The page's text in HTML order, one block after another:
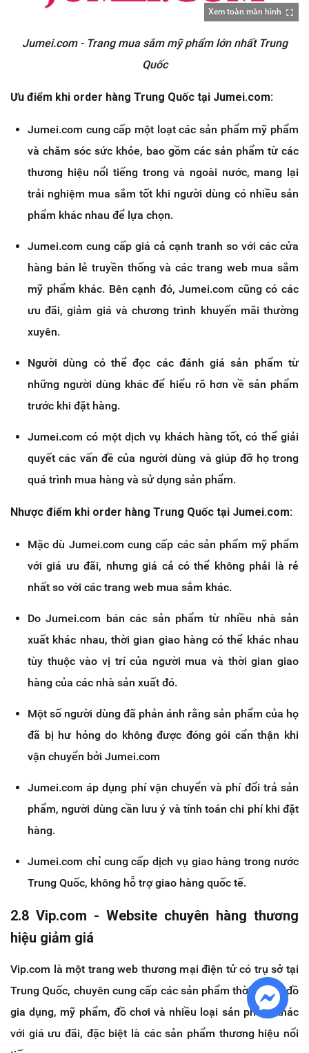
Xem toàn màn hình
Jumei.com - Trang mua sắm mỹ phẩm lớn nhất Trung
Quốc
Ưu điểm khi order hàng Trung Quốc tại Jumei.com:
Jumei.com cung cấp một loạt các sản phẩm mỹ phẩm
và chăm sóc sức khỏe, bao gồm các sản phẩm từ các
thương hiệu nổi tiếng trong và ngoài nước, mang lại
trải nghiệm mua sắm tốt khi người dùng có nhiều sản
phẩm khác nhau để lựa chọn.
Jumei.com cung cấp giá cả cạnh tranh so với các cửa
hàng bán lẻ truyền thống và các trang web mua sắm
mỹ phẩm khác. Bên cạnh đó, Jumei.com cũng có các
ưu đãi, giảm giá và chương trình khuyến mãi thường
xuyên.
Người dùng có thể đọc các đánh giá sản phẩm từ
những người dùng khác để hiểu rõ hơn về sản phẩm
trước khi đặt hàng.
Jumei.com có một dịch vụ khách hàng tốt, có thể giải
quyết các vấn đề của người dùng và giúp đỡ họ trong
quá trình mua hàng và sử dụng sản phẩm.
Nhược điểm khi order hàng Trung Quốc tại Jumei.com:
Mặc dù Jumei.com cung cấp các sản phẩm mỹ phẩm
với giá ưu đãi, nhưng giá cả có thể không phải là rẻ
nhất so với các trang web mua sắm khác.
Do Jumei.com bán các sản phẩm từ nhiều nhà sản
xuất khác nhau, thời gian giao hàng có thể khác nhau
tùy thuộc vào vị trí của người mua và thời gian giao
hàng của các nhà sản xuất đó.
Một số người dùng đã phản ánh rằng sản phẩm của họ
đã bị hư hỏng do không được đóng gói cẩn thận khi
vận chuyển bởi Jumei.com
Jumei.com áp dụng phí vận chuyển và phí đổi trả sản
phẩm, người dùng cần lưu ý và tính toán chi phí khi đặt
hàng.
Jumei.com chỉ cung cấp dịch vụ giao hàng trong nước
Trung Quốc, không hỗ trợ giao hàng quốc tế.
2.8 Vip.com - Website chuyên hàng thương
hiệu giảm giá
Vip.com là một trang web thương mại điện tử có trụ sở tại
Trung Quốc, chuyên cung cấp các sản phẩm thời trang, đồ
gia dụng, mỹ phẩm, đồ chơi và nhiều loại sản phẩm khác
với giá ưu đãi, đặc biệt là các sản phẩm thương hiệu nổi